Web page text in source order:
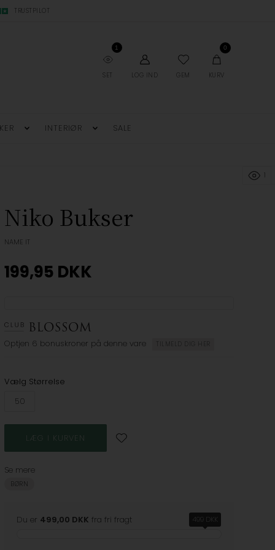
TRUSTPILOT
SET
1
LOG IND GEM
0
KURV
INTERIØR SALE
Niko Bukser
NAME IT
199,95 DKK
Optjen 6 bonuskroner på denne vare TILMELD DIG HER
Vælg Størrelse
50
Se mere
BØRN
Du er 499,00 DKK fra fri fragt 499 DKK
1